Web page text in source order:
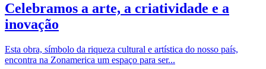
Celebramos a arte, a criatividade e a
inovação
Esta obra, símbolo da riqueza cultural e artística do nosso país,
encontra na Zonamerica um espaço para ser...